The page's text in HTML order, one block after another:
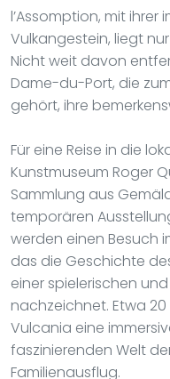
l’Assomption, mit
Vulkangestein, liegt
Nicht weit davon
Dame-du-Port, die
gehört, ihre
Für eine Reise in die
Kunstmuseum Roger
Sammlung aus
temporären
werden einen Besuch
das die Geschichte
einer spielerischen
nachzeichnet. Etwa
Vulcania eine
faszinierenden Welt
Familienausflug.